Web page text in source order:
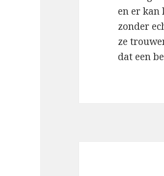
en er kan
zonder
ze
dat een